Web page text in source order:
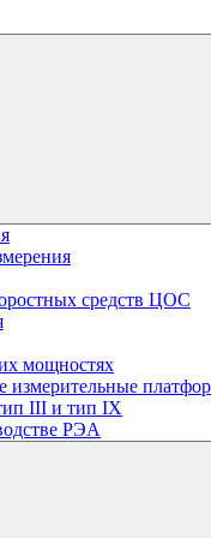
средств ЦОС
мощностях
измерительные
III и тип IX
РЭА